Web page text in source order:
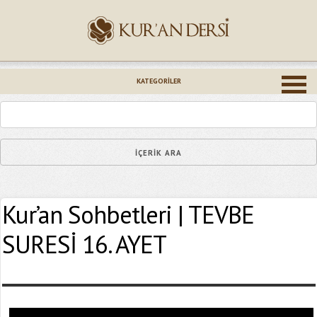
KATEGORILER
Kur’an Sohbetleri | TEVBE
SURESİ 16. AYET
Epostanız (*)
Yaşadığınız Hatanın Ayrıntıları